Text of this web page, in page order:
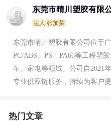
东莞市晴川塑胶有限
法人:张加荣
东莞市晴川塑胶有限公司位于
PC/ABS、PS、PA66等工程塑
车、家电等领域。公司自2021
专业供应链服务，持续为客户
热门文章